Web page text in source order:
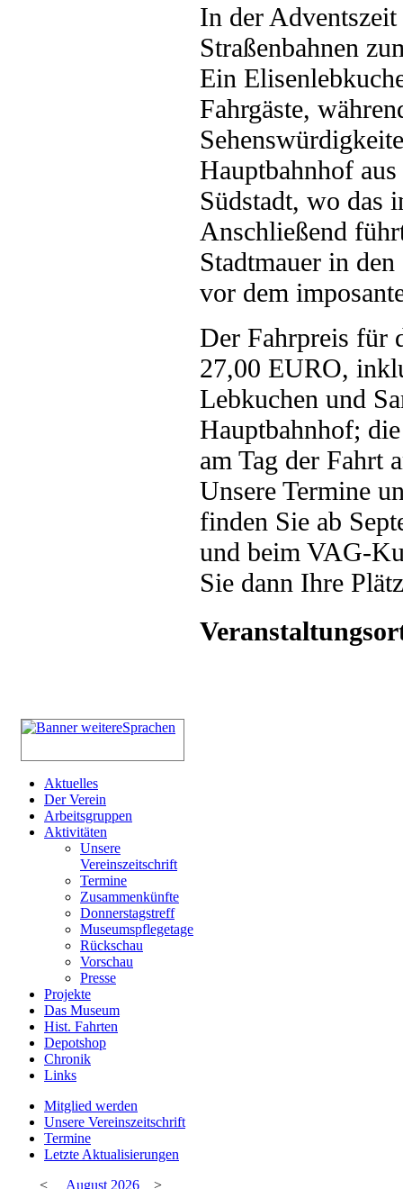
In der
Straßenbahnen
Ein
Fahrgäste,
Hauptbahnhof
Südstadt, wo das
Anschließend
Stadtmauer in
vor dem
Der Fahrpreis für
27,00 EURO,
Lebkuchen und
Hauptbahnhof;
am Tag der
Unsere Termine
finden Sie ab
und beim VAG-
Sie dann Ihre
Aktuelles
Der Verein
Arbeitsgruppen
Aktivitäten
Unsere
Vereinszeitschrift
Termine
Zusammenkünfte
Donnerstagstreff
Museumspflegetage
Rückschau
Vorschau
Presse
Projekte
Das Museum
Hist. Fahrten
Depotshop
Chronik
Links
Mitglied werden
Unsere Vereinszeitschrift
Termine
Letzte Aktualisierungen
<
August 2026
>